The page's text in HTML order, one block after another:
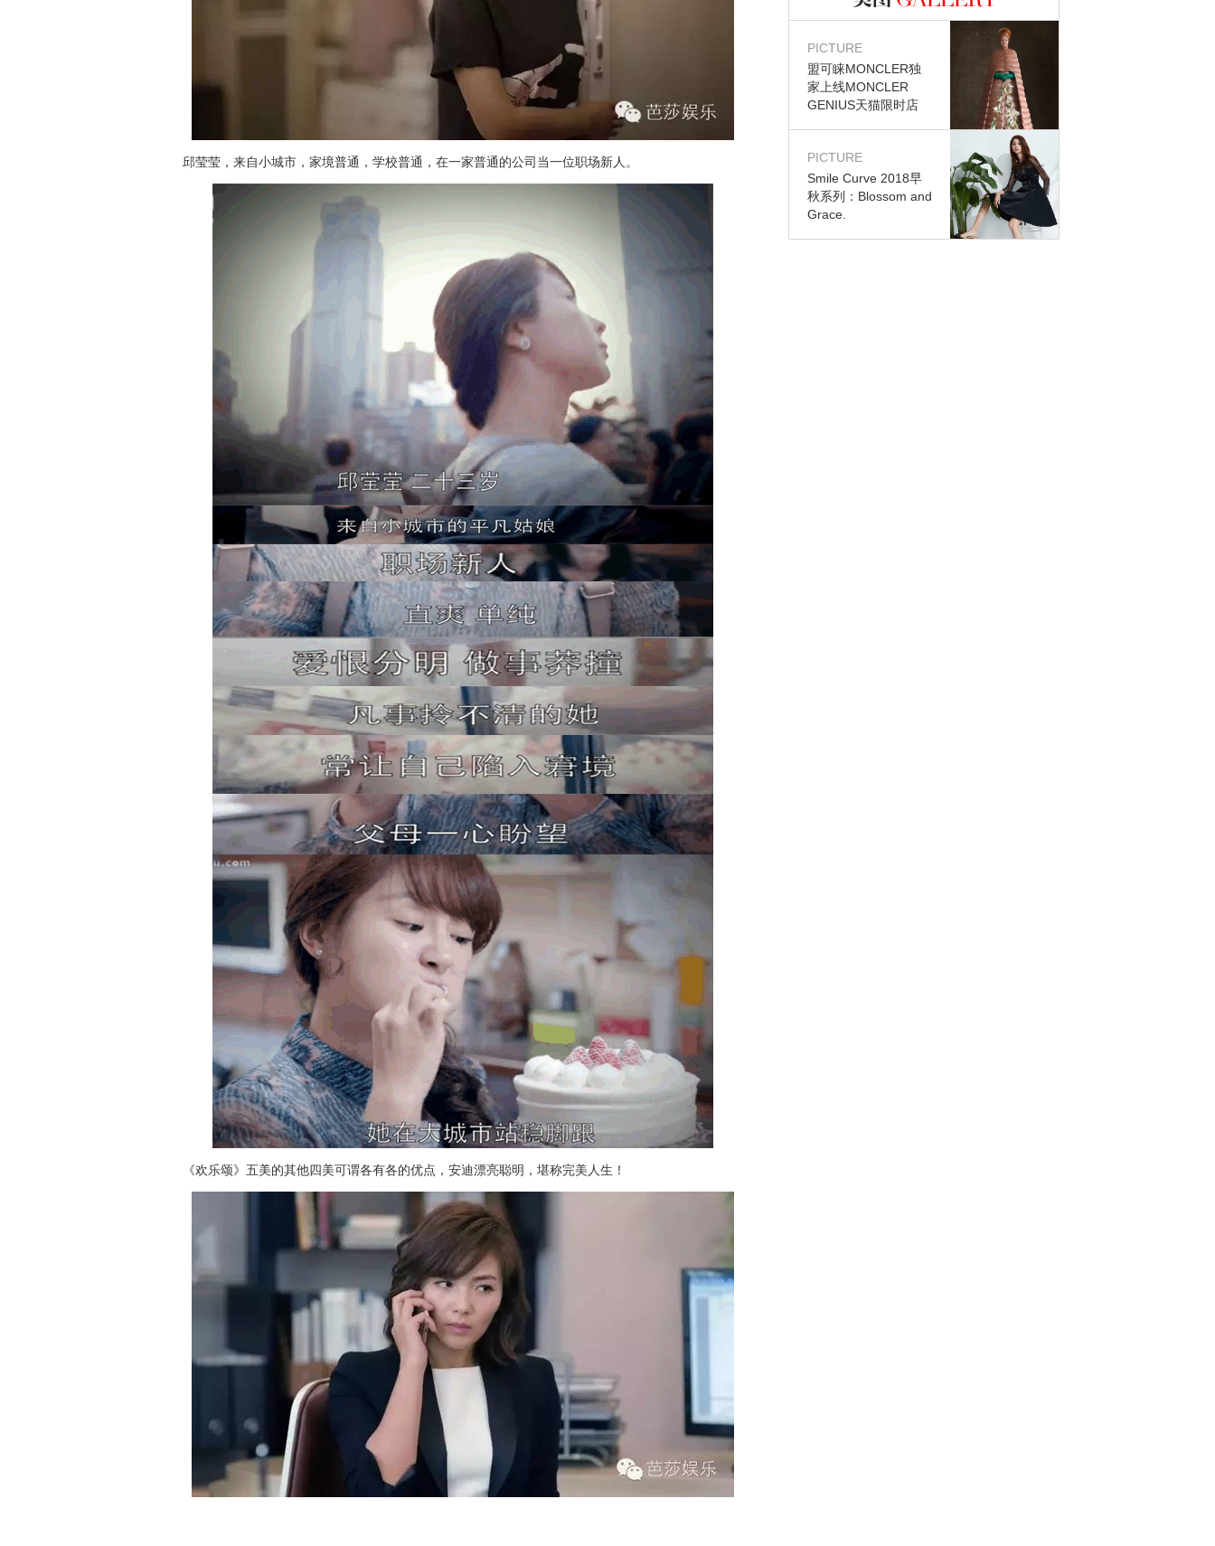
邱莹莹，来自小城市，家境普通，学校普通，在一家普通的公司当一位职场新人。
《欢乐颂》五美的其他四美可谓各有各的优点，安迪漂亮聪明，堪称完美人生！
图库
PICTURE
盟可睐MONCLER独
家上线MONCLER
GENIUS天猫限时店
PICTURE
Smile Curve 2018早
秋系列：Blossom and
Grace.